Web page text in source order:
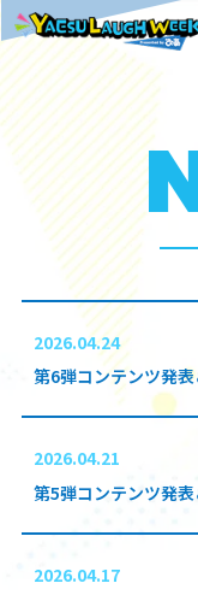
2026.04.24
第6弾コンテンツ発表
2026.04.21
第5弾コンテンツ発表
2026.04.17